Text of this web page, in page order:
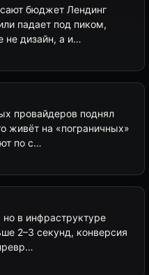
бюджет Лендинг
падает под пиком,
не дизайн, а и…
провайдеров поднял
живёт на «пограничных»
по с…
но в инфраструктуре
2–3 секунд, конверсия